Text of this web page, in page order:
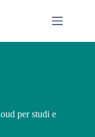
per studi e